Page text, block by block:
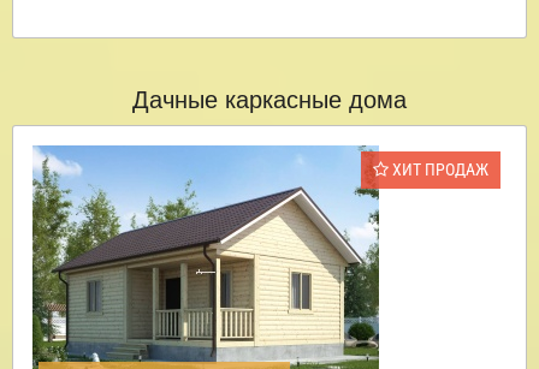
Дачные каркасные дома
ХИТ ПРОДАЖ